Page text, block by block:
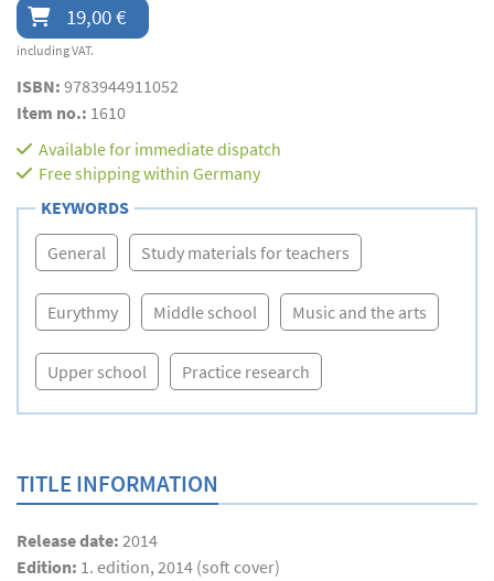
19,00 €
including VAT.
ISBN: 9783944911052
Item no.: 1610
Available for immediate dispatch
Free shipping within Germany
KEYWORDS
General Study materials for teachers
Eurythmy Middle school Music and the arts
Upper school Practice research
TITLE INFORMATION
Release date: 2014
Edition: 1. edition, 2014 (soft cover)